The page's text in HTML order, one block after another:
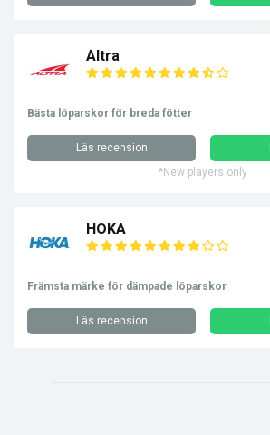
Altra
Bästa löparskor för breda fötter
Läs recension
*New players only
HOKA
Främsta märke för dämpade löparskor
Läs recension